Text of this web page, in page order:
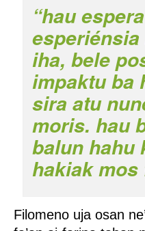
“hau
esperiénsia
iha, bele
impaktu ba
sira atu
moris. hau
balun hahu
hakiak mos
Filomeno uja osan